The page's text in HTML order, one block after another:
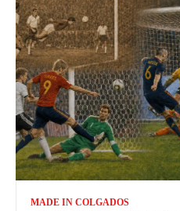
MADE IN COLGADOS